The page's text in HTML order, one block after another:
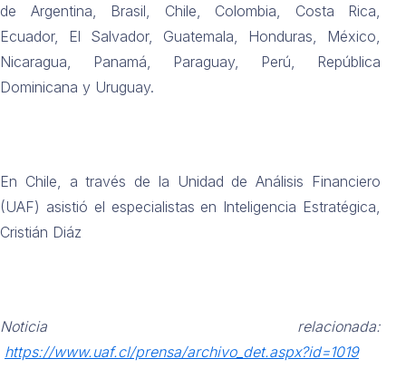
de Argentina, Brasil, Chile, Colombia, Costa Rica,
Ecuador, El Salvador, Guatemala, Honduras, México,
Nicaragua, Panamá, Paraguay, Perú, República
Dominicana y Uruguay.
En Chile, a través de la Unidad de Análisis Financiero
(UAF) asistió el especialistas en Inteligencia Estratégica,
Cristián Diáz
Noticia relacionada:
https://www.uaf.cl/prensa/archivo_det.aspx?id=1019